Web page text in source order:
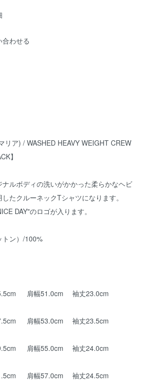
わせる
リア) / WASHED HEAVY WEIGHT CREW
】
ナルボディの洗いがかかった柔らかなヘビ
たクルーネックTシャツになります。
DAY"のロゴが入ります。
トン）/100%
肩幅51.0cm 袖丈23.0cm
肩幅53.0cm 袖丈23.5cm
肩幅55.0cm 袖丈24.0cm
肩幅57.0cm 袖丈24.5cm